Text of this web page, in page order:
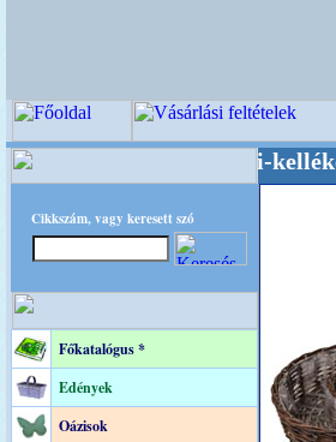
Cikkszám, vagy keresett szó
Főkatalógus *
Edények
Oázisok
, Kegyeleti-kellékek és